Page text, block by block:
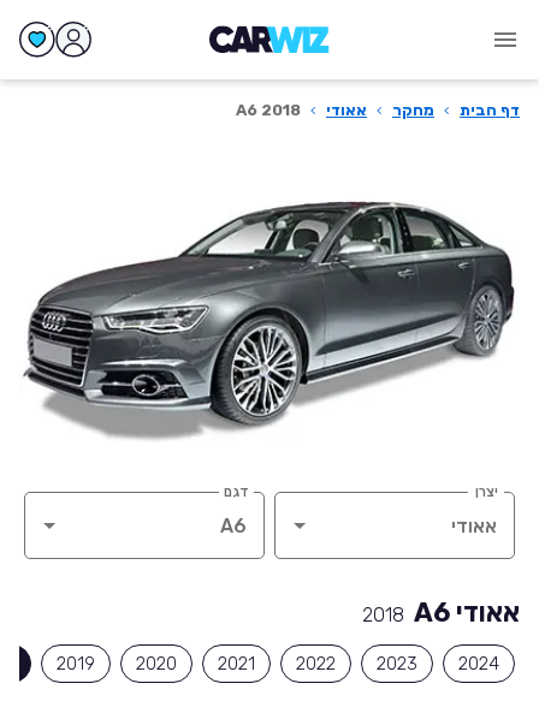
דף הבית › מחקר › אאודי ›
A6 2018
יצרן דגם
אאודי A6 2018
2024
2023
2022
2021
2020
2019